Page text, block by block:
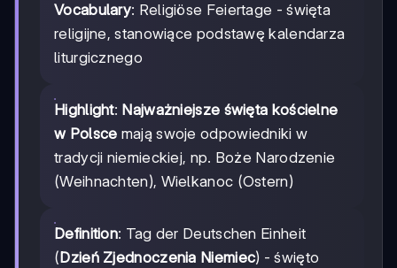
Vocabulary: Religiöse Feiertage - święta
religijne, stanowiące podstawę kalendarza
liturgicznego
Highlight: Najważniejsze święta kościelne
w Polsce mają swoje odpowiedniki w
tradycji niemieckiej, np. Boże Narodzenie
(Weihnachten), Wielkanoc (Ostern)
Definition: Tag der Deutschen Einheit
( Dzień Zjednoczenia Niemiec) - święto